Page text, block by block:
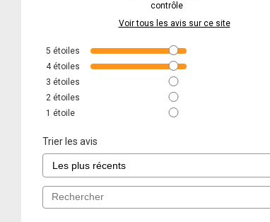
contrôle
Voir tous les avis sur ce site
5 étoiles
4 étoiles
3 étoiles
2 étoiles
1 étoile
Trier les avis